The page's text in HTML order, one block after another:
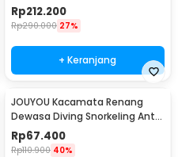
20mm - M-01
Rp212.200
Rp290.000 27%
+ Keranjang
JOUYOU Kacamata Renang
Dewasa Diving Snorkeling Anti
Fog UV Protection - E0735
Rp67.400
Rp110.900 40%